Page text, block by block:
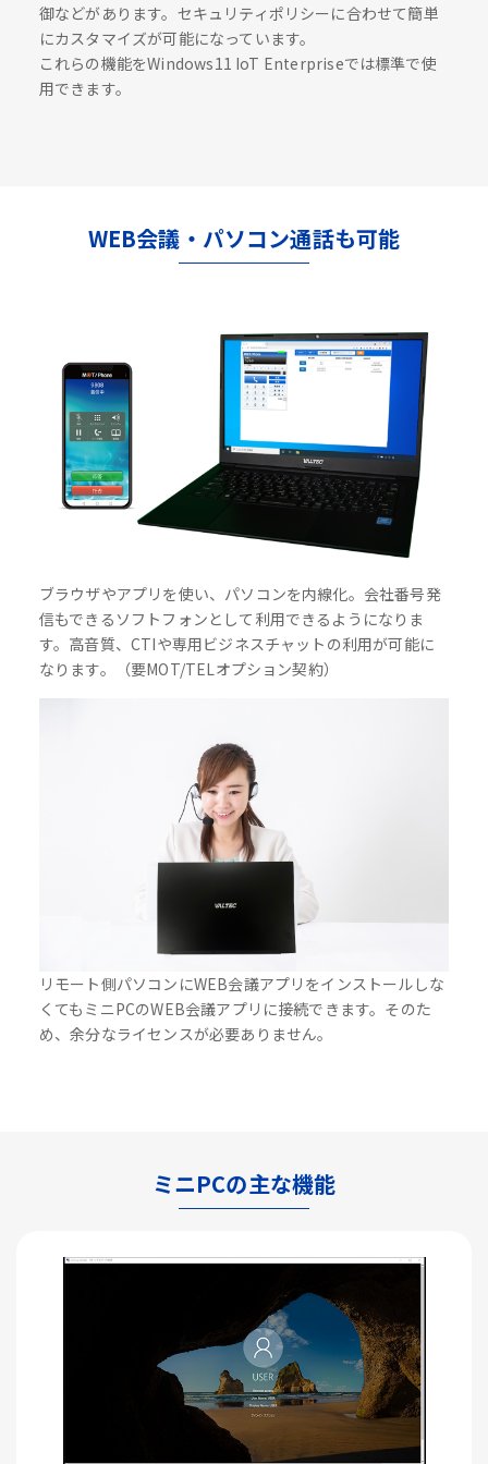
御などがあります。セキュリティポリシーに合わせて簡単
にカスタマイズが可能になっています。
これらの機能をWindows11 IoT Enterpriseでは標準で使
用できます。
WEB会議・パソコン通話も可能
ブラウザやアプリを使い、パソコンを内線化。会社番号発
信もできるソフトフォンとして利用できるようになりま
す。高音質、CTIや専用ビジネスチャットの利用が可能に
なります。（要MOT/TELオプション契約）
リモート側パソコンにWEB会議アプリをインストールしな
くてもミニPCのWEB会議アプリに接続できます。そのた
め、余分なライセンスが必要ありません。
ミニPCの主な機能